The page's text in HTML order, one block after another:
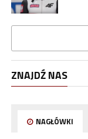
ZNAJDŹ NAS
NAGŁÓWKI